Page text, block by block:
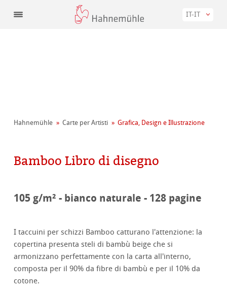
IT-IT
Hahnemühle Carte per Artisti Grafica, Design e Illustrazione
Bamboo Libro di disegno
105 g/m² - bianco naturale - 128 pagine
I taccuini per schizzi Bamboo catturano l'attenzione: la
copertina presenta steli di bambù beige che si
armonizzano perfettamente con la carta all'interno,
composta per il 90% da fibre di bambù e per il 10% da
cotone.